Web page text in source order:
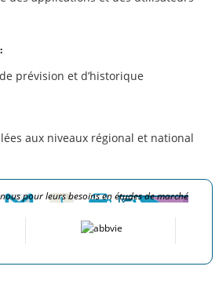
prévision et d’historique
aux niveaux régional et national
pour leurs besoins en études de marché